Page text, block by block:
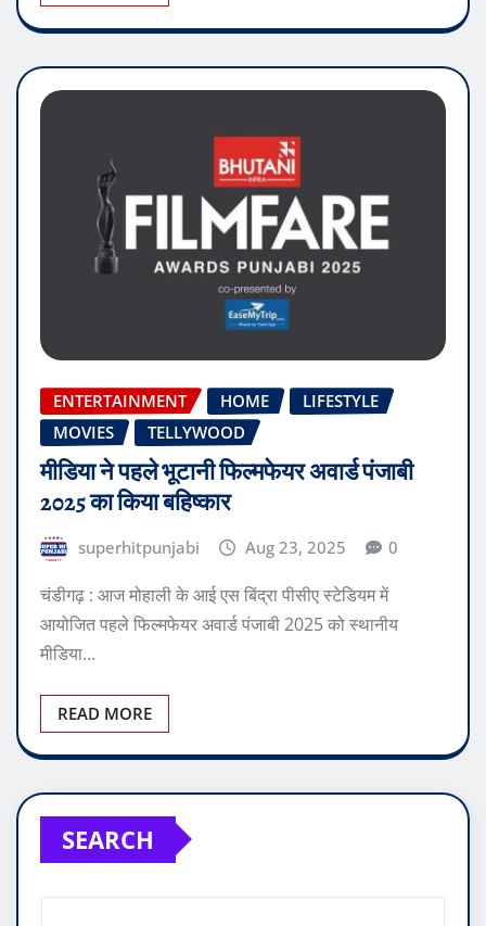
ENTERTAINMENT HOME
LIFESTYLE
MOVIES
TELLYWOOD
मीडिया ने पहले भूटानी फिल्मफेयर अवार्ड पंजाबी
2025 का किया बहिष्कार
superhitpunjabi Aug 23, 2025 0
चंडीगढ़ : आज मोहाली के आई एस बिंद्रा पीसीए स्टेडियम में
आयोजित पहले फिल्मफेयर अवार्ड पंजाबी 2025 को स्थानीय
मीडिया…
READ MORE
SEARCH